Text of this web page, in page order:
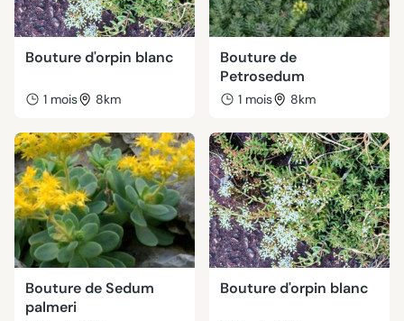
Bouture d'orpin blanc
1 mois 8km
Bouture de
Petrosedum
1 mois 8km
Bouture de Sedum
palmeri
Bouture d'orpin blanc